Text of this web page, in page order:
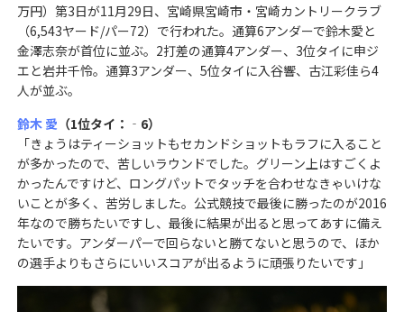
万円）第3日が11月29日、宮崎県宮崎市・宮崎カントリークラブ
（6,543ヤード/パー72）で行われた。通算6アンダーで鈴木愛と
金澤志奈が首位に並ぶ。2打差の通算4アンダー、3位タイに申ジ
エと岩井千怜。通算3アンダー、5位タイに入谷響、古江彩佳ら4
人が並ぶ。
鈴木 愛 （1位タイ：‐6）
「きょうはティーショットもセカンドショットもラフに入ること
が多かったので、苦しいラウンドでした。グリーン上はすごくよ
かったんですけど、ロングパットでタッチを合わせなきゃいけな
いことが多く、苦労しました。公式競技で最後に勝ったのが2016
年なので勝ちたいですし、最後に結果が出ると思ってあすに備え
たいです。アンダーパーで回らないと勝てないと思うので、ほか
の選手よりもさらにいいスコアが出るように頑張りたいです」